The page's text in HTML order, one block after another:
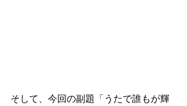
そして、今回の副題「うたで誰もが輝